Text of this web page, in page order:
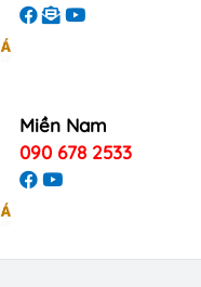
Miền Nam
090 678 2533